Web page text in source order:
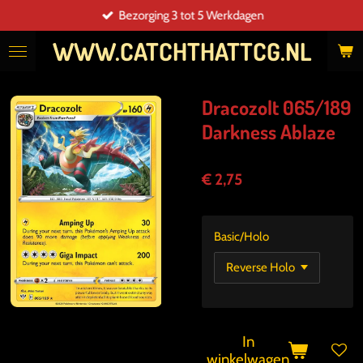
direct
naar
WWW.CATCHTHATTCG.NL
Bezorging 3 tot 5 Werkdagen
Dracozolt 065/189
Darkness Ablaze
€ 2,75
Basic/Holo
In